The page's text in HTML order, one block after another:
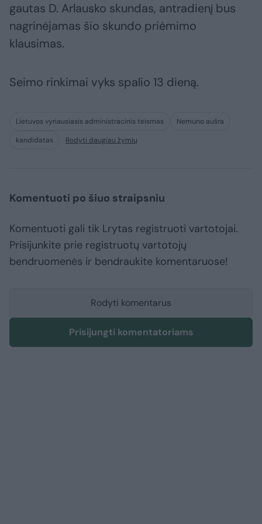
gautas D. Arlausko skundas, antradienį bus
nagrinėjamas šio skundo priėmimo
klausimas.
Seimo rinkimai vyks spalio 13 dieną.
Lietuvos vyriausiasis administracinis teismas
Nemuno aušra
kandidatas
Rodyti daugiau žymių
Komentuoti po šiuo straipsniu
Komentuoti gali tik Lrytas registruoti vartotojai.
Prisijunkite prie registruotų vartotojų
bendruomenės ir bendraukite komentaruose!
Rodyti komentarus
Prisijungti komentatoriams